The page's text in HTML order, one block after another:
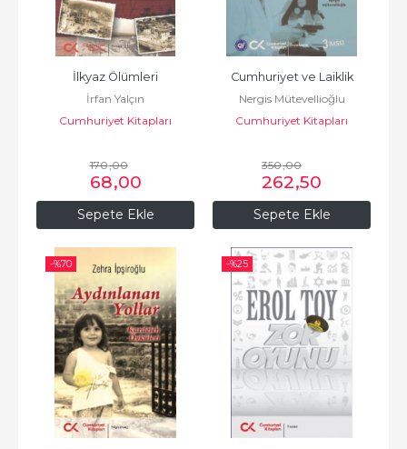
Sepete Ekle
İlkyaz Ölümleri
İrfan Yalçın
Cumhuriyet Kitapları
170,00
68,00
Sepete Ekle
Cumhuriyet ve Laiklik
Nergis Mütevellioğlu
Cumhuriyet Kitapları
350,00
262,50
-%70 -%25